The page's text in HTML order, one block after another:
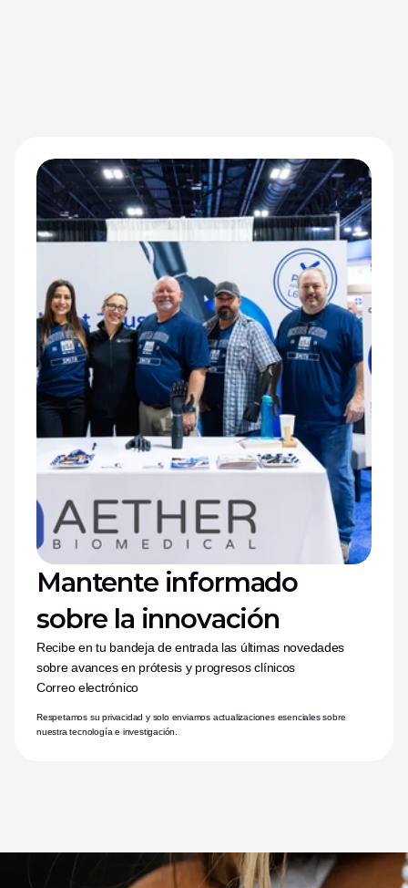
Mantente informado
sobre la innovación
Recibe en tu bandeja de entrada las últimas novedades
sobre avances en prótesis y progresos clínicos
Correo electrónico
Respetamos su privacidad y solo enviamos actualizaciones esenciales sobre
nuestra tecnología e investigación.